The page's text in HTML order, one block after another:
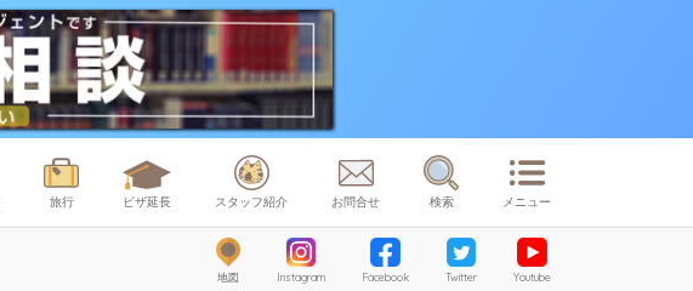
旅行 ビザ延長 スタッフ紹介 お問合せ 検索 メニュー
地図 Instagram Facebook Twitter Youtube